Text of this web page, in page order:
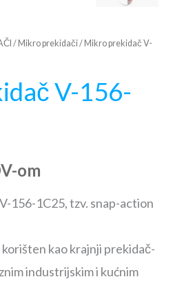
/ Mikro prekidači/ Mikro prekidač V-
V-156-
om
156-1C25, tzv. snap-action
korišten kao krajnji prekidač-
industrijskim i kućnim